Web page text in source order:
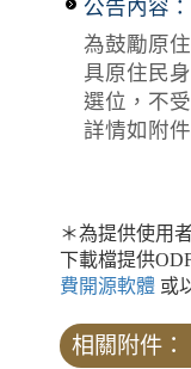
公告內容：
為鼓勵原
具原住民
選位，不
詳情如附件
＊為提供使用
下載檔提供
費開源軟體 或
相關附件：